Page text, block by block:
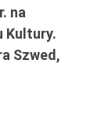
na
Kultury.
Szwed,